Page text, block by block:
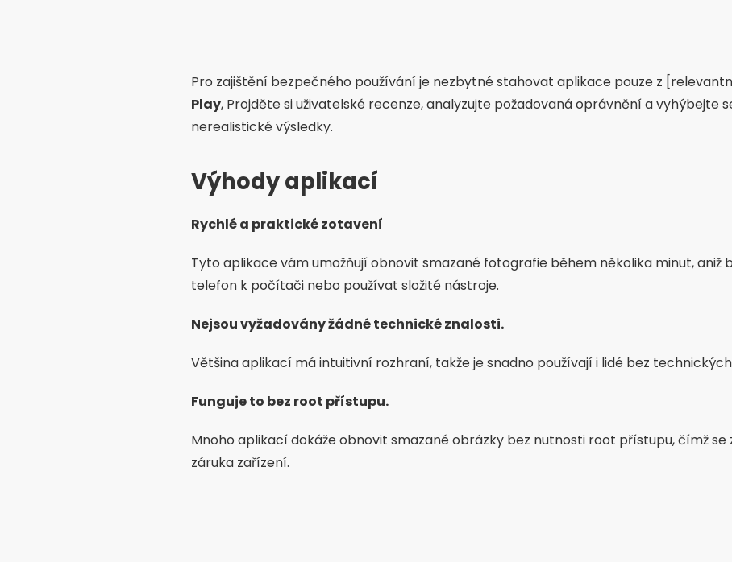
Pro zajištění bezpečného používání je nezbytné stahovat aplikace pouze z
Play, Projděte si uživatelské recenze, analyzujte požadovaná oprávnění a vyhýbejte
nerealistické výsledky.
Výhody aplikací
Rychlé a praktické zotavení
Tyto aplikace vám umožňují obnovit smazané fotografie během několika minut, aniž
telefon k počítači nebo používat složité nástroje.
Nejsou vyžadovány žádné technické znalosti.
Většina aplikací má intuitivní rozhraní, takže je snadno používají i lidé bez
Funguje to bez root přístupu.
Mnoho aplikací dokáže obnovit smazané obrázky bez nutnosti root přístupu, čímž
záruka zařízení.